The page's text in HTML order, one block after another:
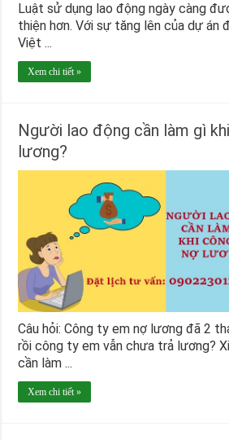
Luật sử dụng lao động ngày càng
thiện hơn. Với sự tăng lên của dự án
Việt ...
Xem chi tiết »
Người lao động cần làm gì
lương?
Câu hỏi: Công ty em nợ lương đã 2
rồi công ty em vẫn chưa trả lương?
cần làm ...
Xem chi tiết »